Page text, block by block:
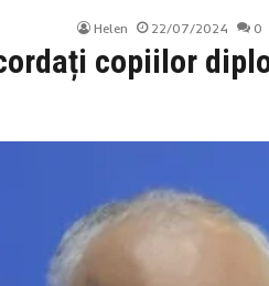
Helen 22/07/2024 0
copiilor